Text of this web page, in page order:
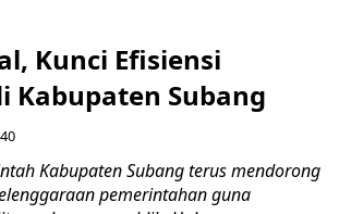
Kunci Efisiensi
Kabupaten Subang
Kabupaten Subang terus mendorong
pemerintahan guna